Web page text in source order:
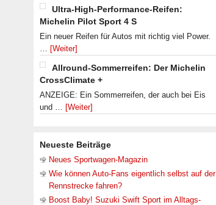
Ultra-High-Performance-Reifen:
Michelin Pilot Sport 4 S
Ein neuer Reifen für Autos mit richtig viel Power.
… [Weiter]
Allround-Sommerreifen: Der Michelin
CrossClimate +
ANZEIGE: Ein Sommerreifen, der auch bei Eis
und … [Weiter]
Neueste Beiträge
Neues Sportwagen-Magazin
Wie können Auto-Fans eigentlich selbst auf der
Rennstrecke fahren?
Boost Baby! Suzuki Swift Sport im Alltags-